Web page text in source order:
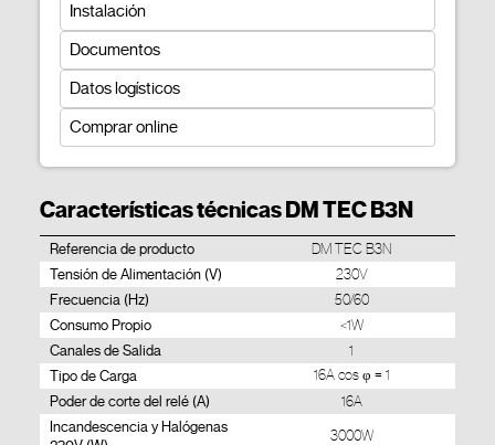
Instalación
Documentos
Datos logísticos
Comprar online
Características técnicas DM TEC B3N
Referencia de producto DM TEC B3N
Tensión de Alimentación (V) 230V
Frecuencia (Hz) 50/60
Consumo Propio <1W
Canales de Salida 1
Tipo de Carga 16A cos φ = 1
Poder de corte del relé (A) 16A
Incandescencia y Halógenas
3000W